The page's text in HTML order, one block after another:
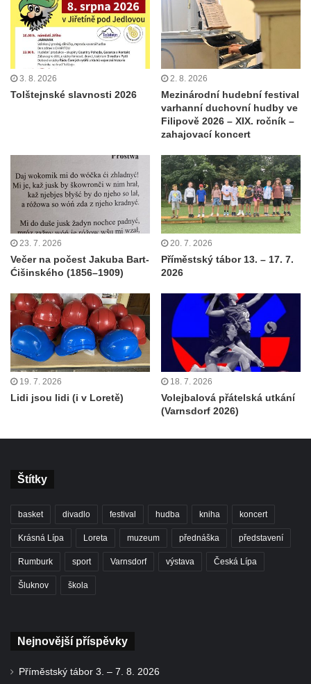
3. 8. 2026
Tolštejnské slavnosti 2026
2. 8. 2026
Mezinárodní hudební festival
varhanní duchovní hudby ve
Filipově 2026 – XIX. ročník –
zahajovací koncert
23. 7. 2026
Večer na počest Jakuba Bart-
Ćišinského (1856–1909)
20. 7. 2026
Příměstský tábor 13. – 17. 7.
2026
19. 7. 2026
Lidi jsou lidi (i v Loretě)
18. 7. 2026
Volejbalová přátelská utkání
(Varnsdorf 2026)
Štítky
basket divadlo festival hudba kniha koncert
Krásná Lípa Loreta muzeum přednáška představení
Rumburk sport Varnsdorf výstava Česká Lípa
Šluknov škola
Nejnovější příspěvky
Příměstský tábor 3. – 7. 8. 2026